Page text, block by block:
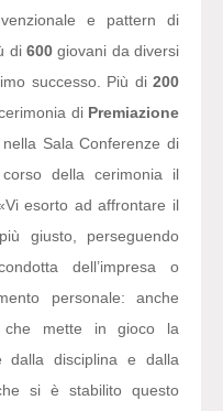
e pattern di
di 600giovani da diversi
successo. Più di 200
di Premiazione
Sala Conferenze di
della cerimonia il
esorto ad affrontare il
giusto, perseguendo
dell’impresa o
personale: anche
che mette in gioco la
dalla disciplina e dalla
si è stabilito questo